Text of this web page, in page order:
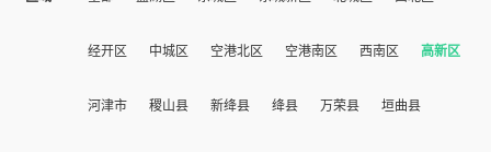
经开区 中城区 空港北区 空港南区 西南区 高新区
河津市 稷山县 新绛县 绛县 万荣县 垣曲县